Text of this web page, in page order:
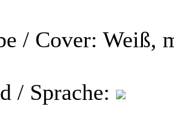
/ Cover: Weiß,
/ Sprache: